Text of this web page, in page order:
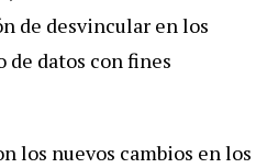
de desvincular en los
datos con fines
los nuevos cambios en los